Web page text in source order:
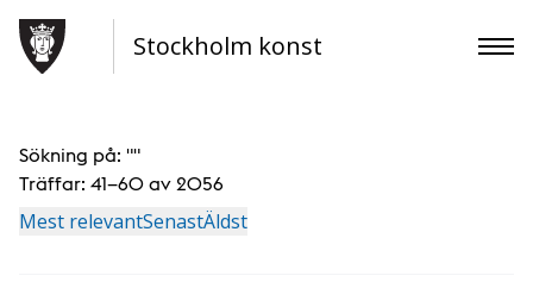
Stockholm konst
Sökning på: ""
Träffar: 41–60 av 2056
Mest relevantSenastÄldst